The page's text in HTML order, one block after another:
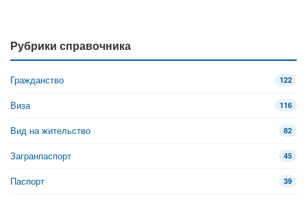
Рубрики справочника
Гражданство 122
Виза 116
Вид на жительство 82
Загранпаспорт 45
Паспорт 39